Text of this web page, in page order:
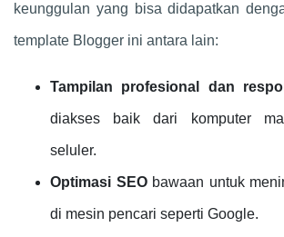
keunggulan yang bisa didapatkan
template Blogger ini antara lain:
Tampilan profesional dan
diakses baik dari komputer
seluler.
Optimasi SEObawaan untuk
di mesin pencari seperti Google.